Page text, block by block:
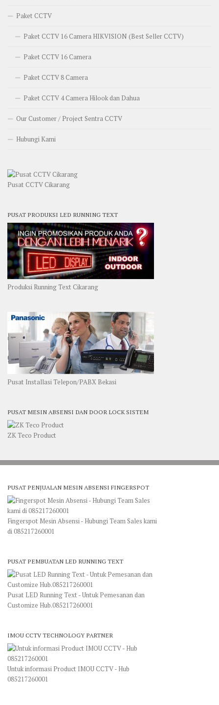
Paket CCTV
Paket CCTV 16 Camera HIKVISION (Best Seller CCTV)
Paket CCTV 16 Camera
Paket CCTV 8 Camera
Paket CCTV 4 Camera Hilook dan Dahua
Our Customer / Project Sentra CCTV
Hubungi Kami
Pusat CCTV Cikarang
PUSAT PRODUKSI LED RUNNING TEXT
Produksi Running Text Cikarang
Pusat Installasi Telepon/PABX Bekasi
PUSAT MESIN ABSENSI DAN DOOR LOCK SISTEM
ZK Teco Product
PUSAT PENJUALAN MESIN ABSENSI FINGERSPOT
Fingerspot Mesin Absensi - Hubungi Team Sales kami
di 085217260001
PUSAT PEMBUATAN LED RUNNING TEXT
Pusat LED Running Text - Untuk Pemesanan dan
Customize Hub.085217260001
IMOU CCTV TECHNOLOGY PARTNER
Untuk informasi Product IMOU CCTV - Hub
085217260001